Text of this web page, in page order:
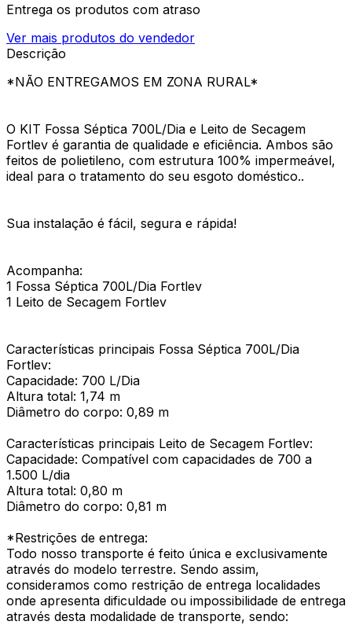
Entrega os produtos com atraso
Ver mais produtos do vendedor
Descrição
*NÃO ENTREGAMOS EM ZONA RURAL*
O KIT Fossa Séptica 700L/Dia e Leito de Secagem
Fortlev é garantia de qualidade e eficiência. Ambos são
feitos de polietileno, com estrutura 100% impermeável,
ideal para o tratamento do seu esgoto doméstico..
Sua instalação é fácil, segura e rápida!
Acompanha:
1 Fossa Séptica 700L/Dia Fortlev
1 Leito de Secagem Fortlev
Características principais Fossa Séptica 700L/Dia
Fortlev:
Capacidade: 700 L/Dia
Altura total: 1,74 m
Diâmetro do corpo: 0,89 m
Características principais Leito de Secagem Fortlev:
Capacidade: Compatível com capacidades de 700 a
1.500 L/dia
Altura total: 0,80 m
Diâmetro do corpo: 0,81 m
*Restrições de entrega:
Todo nosso transporte é feito única e exclusivamente
através do modelo terrestre. Sendo assim,
consideramos como restrição de entrega localidades
onde apresenta dificuldade ou impossibilidade de entrega
através desta modalidade de transporte, sendo: